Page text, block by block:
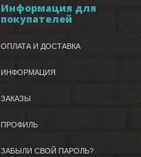
Информация для
покупателей
ОПЛАТА И ДОСТАВКА
ИНФОРМАЦИЯ
ЗАКАЗЫ
ПРОФИЛЬ
ЗАБЫЛИ СВОЙ ПАРОЛЬ?